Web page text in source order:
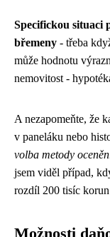
Specifickou situaci
břemeny - třeba
může hodnotu
nemovitost -
A nezapomeňte, že
v paneláku nebo
volba metody
jsem viděl případ,
rozdíl 200 tisíc
Možnosti